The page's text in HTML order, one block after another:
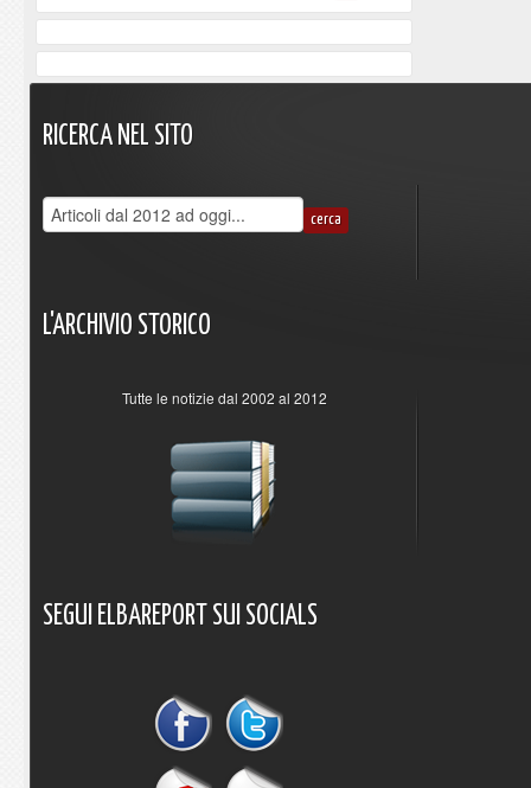
RICERCA NEL SITO
L'ARCHIVIO STORICO
Tutte le notizie dal 2002 al 2012
SEGUI ELBAREPORT SUI SOCIALS